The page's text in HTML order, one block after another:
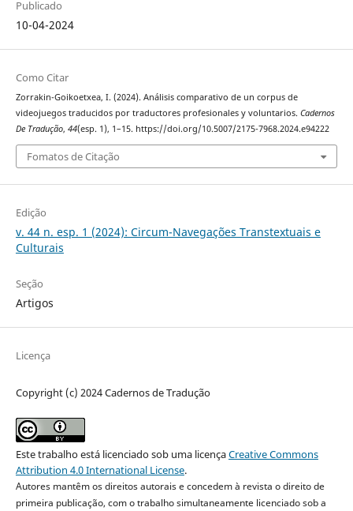
Publicado
10-04-2024
Como Citar
Zorrakin-Goikoetxea, I. (2024). Análisis comparativo de un corpus de
videojuegos traducidos por traductores profesionales y voluntarios. Cadernos
De Tradução, 44(esp. 1), 1–15. https://doi.org/10.5007/2175-7968.2024.e94222
Fomatos de Citação
Edição
v. 44 n. esp. 1 (2024): Circum-Navegações Transtextuais e
Culturais
Seção
Artigos
Licença
Copyright (c) 2024 Cadernos de Tradução
Este trabalho está licenciado sob uma licençaCreative Commons
Attribution 4.0 International License.
Autores mantêm os direitos autorais e concedem à revista o direito de
primeira publicação, com o trabalho simultaneamente licenciado sob a